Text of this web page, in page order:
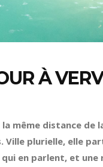
À
même distance de
Ville plurielle, elle
en parlent, et